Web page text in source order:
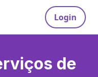
Login
de